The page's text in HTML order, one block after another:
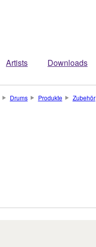
Artists Downloads
Drums Produkte Zubehör